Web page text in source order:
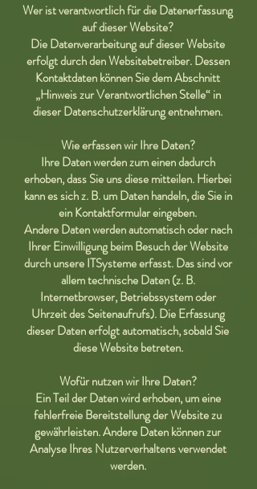
Wer ist verantwortlich für die Datenerfassung
auf dieser Website?
Die Datenverarbeitung auf dieser Website
erfolgt durch den Websitebetreiber. Dessen
Kontaktdaten können Sie dem Abschnitt
„Hinweis zur Verantwortlichen Stelle“ in
dieser Datenschutzerklärung entnehmen.
Wie erfassen wir Ihre Daten?
Ihre Daten werden zum einen dadurch
erhoben, dass Sie uns diese mitteilen. Hierbei
kann es sich z. B. um Daten handeln, die Sie in
ein Kontaktformular eingeben.
Andere Daten werden automatisch oder nach
Ihrer Einwilligung beim Besuch der Website
durch unsere ITSysteme erfasst. Das sind vor
allem technische Daten (z. B.
Internetbrowser, Betriebssystem oder
Uhrzeit des Seitenaufrufs). Die Erfassung
dieser Daten erfolgt automatisch, sobald Sie
diese Website betreten.
Wofür nutzen wir Ihre Daten?
Ein Teil der Daten wird erhoben, um eine
fehlerfreie Bereitstellung der Website zu
gewährleisten. Andere Daten können zur
Analyse Ihres Nutzerverhaltens verwendet
werden.